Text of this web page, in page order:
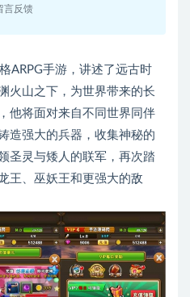
言反馈
ARPG手游，讲述了远古时
火山之下，为世界带来的长
他将面对来自不同世界同伴
造强大的兵器，收集神秘的
圣灵与矮人的联军，再次踏
王、巫妖王和更强大的敌